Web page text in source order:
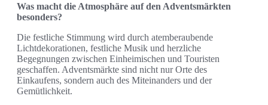
Was macht die Atmosphäre auf den Adventsmärkten
besonders?
Die festliche Stimmung wird durch atemberaubende
Lichtdekorationen, festliche Musik und herzliche
Begegnungen zwischen Einheimischen und Touristen
geschaffen. Adventsmärkte sind nicht nur Orte des
Einkaufens, sondern auch des Miteinanders und der
Gemütlichkeit.